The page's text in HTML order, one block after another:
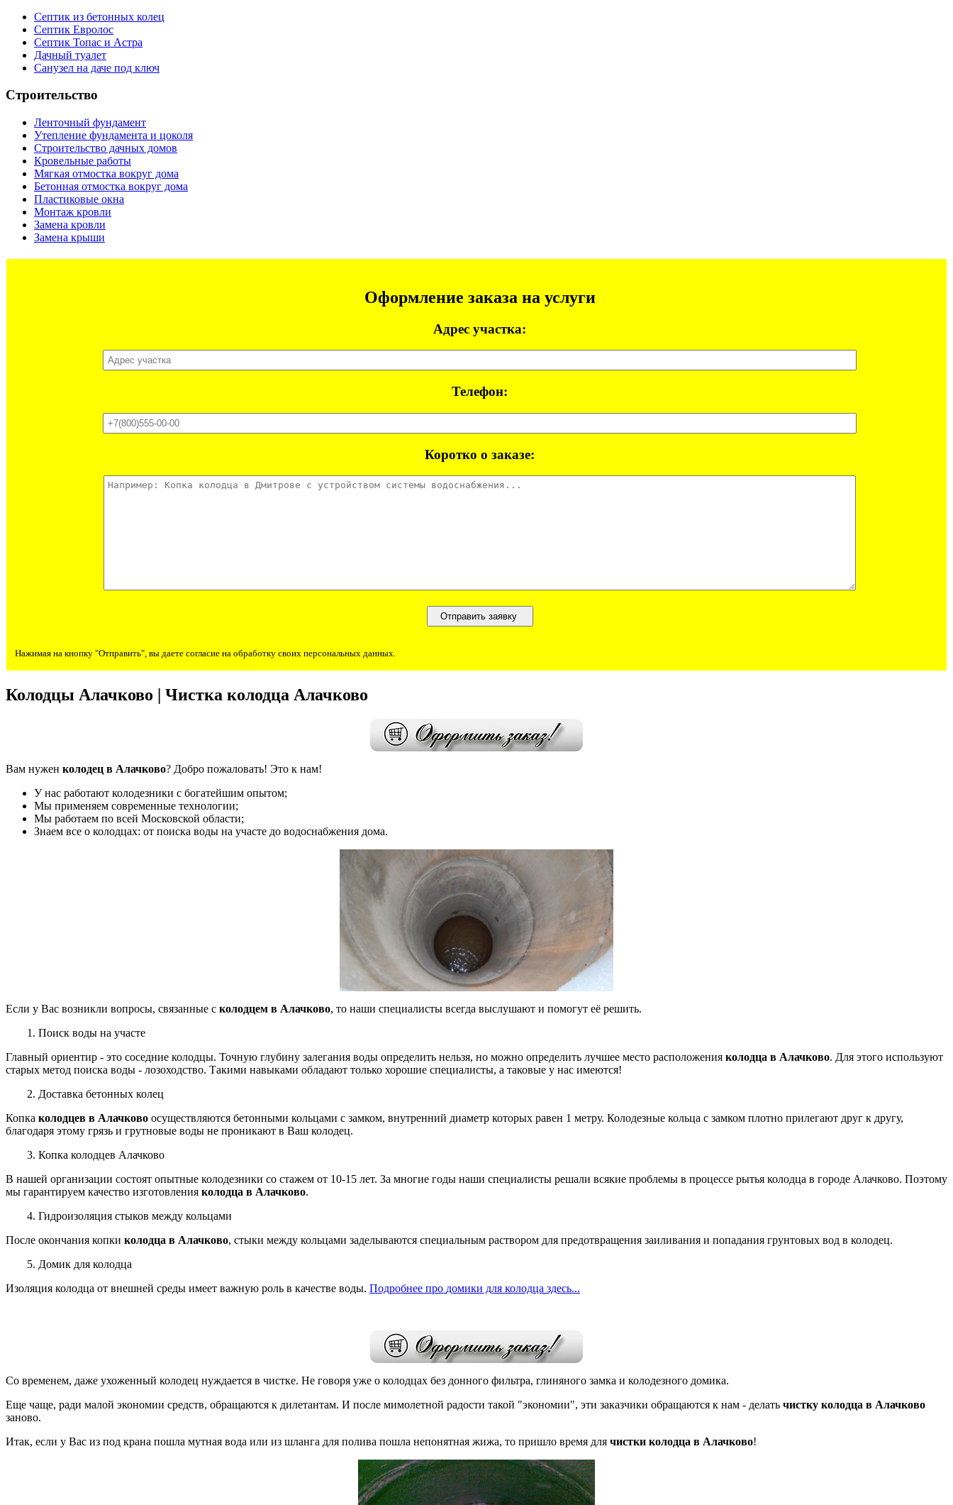
Септик из бетонных колец
Септик Евролос
Септик Топас и Астра
Дачный туалет
Санузел на даче под ключ
Строительство
Ленточный фундамент
Утепление фундамента и цоколя
Строительство дачных домов
Кровельные работы
Мягкая отмостка вокруг дома
Бетонная отмостка вокруг дома
Пластиковые окна
Монтаж кровли
Замена кровли
Замена крыши
Оформление заказа на услуги
Адрес участка:
Телефон:
Коротко о заказе:
Нажимая на кнопку "Отправить", вы даете согласие на обработку своих персональных данных.
Колодцы Алачково | Чистка колодца Алачково
Вам нужен колодец в Алачково? Добро пожаловать! Это к нам!
У нас работают колодезники с богатейшим опытом;
Мы применяем современные технологии;
Мы работаем по всей Московской области;
Знаем все о колодцах: от поиска воды на участе до водоснабжения дома.
Если у Вас возникли вопросы, связанные с колодцем в Алачково, то наши специалисты всегда выслушают и помогут её решить.
1. Поиск воды на участе
Главный ориентир - это соседние колодцы. Точную глубину залегания воды определить нельзя, но можно определить лучшее место расположения колодца в Алачково. Для этого используют
старых метод поиска воды - лозоходство. Такими навыками обладают только хорошие специалисты, а таковые у нас имеются!
2. Доставка бетонных колец
Копка колодцев в Алачково осуществляются бетонными кольцами с замком, внутренний диаметр которых равен 1 метру. Колодезные кольца с замком плотно прилегают друг к другу,
благодаря этому грязь и грутновые воды не проникают в Ваш колодец.
3. Копка колодцев Алачково
В нашей организации состоят опытные колодезники со стажем от 10-15 лет. За многие годы наши специалисты решали всякие проблемы в процессе рытья колодца в городе Алачково. Поэтому
мы гарантируем качество изготовления колодца в Алачково.
4. Гидроизоляция стыков между кольцами
После окончания копки колодца в Алачково, стыки между кольцами заделываются специальным раствором для предотвращения заиливания и попадания грунтовых вод в колодец.
5. Домик для колодца
Изоляция колодца от внешней среды имеет важную роль в качестве воды. Подробнее про домики для колодца здесь...
Со временем, даже ухоженный колодец нуждается в чистке. Не говоря уже о колодцах без донного фильтра, глиняного замка и колодезного домика.
Еще чаще, ради малой экономии средств, обращаются к дилетантам. И после мимолетной радости такой "экономии", эти заказчики обращаются к нам - делать чистку колодца в Алачково
заново.
Итак, если у Вас из под крана пошла мутная вода или из шланга для полива пошла непонятная жижа, то пришло время для чистки колодца в Алачково!